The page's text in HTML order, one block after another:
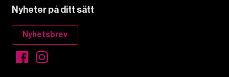
Nyheter på ditt sätt
Nyhetsbrev